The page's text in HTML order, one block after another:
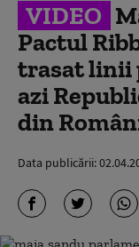
VIDEO
Pactul
trasat linii
azi
din
Data publicării: